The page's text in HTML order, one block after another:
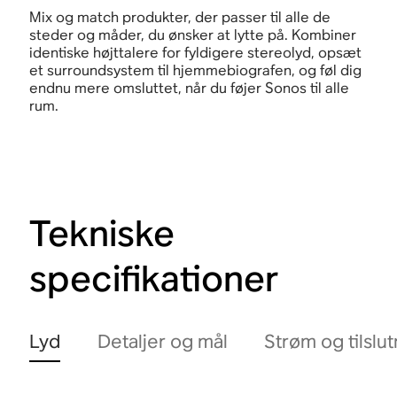
Mix og match produkter, der passer til alle de
steder og måder, du ønsker at lytte på. Kombiner
identiske højttalere for fyldigere stereolyd, opsæt
et surroundsystem til hjemmebiografen, og føl dig
endnu mere omsluttet, når du føjer Sonos til alle
rum.
Tekniske
specifikationer
Lyd Detaljer og mål Strøm og